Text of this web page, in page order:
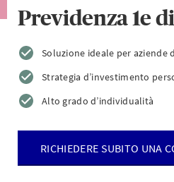
Previdenza 1e
Soluzione ideale per aziende
Strategia d’investimento
Alto grado d’individualità
RICHIEDERE SUBITO UNA